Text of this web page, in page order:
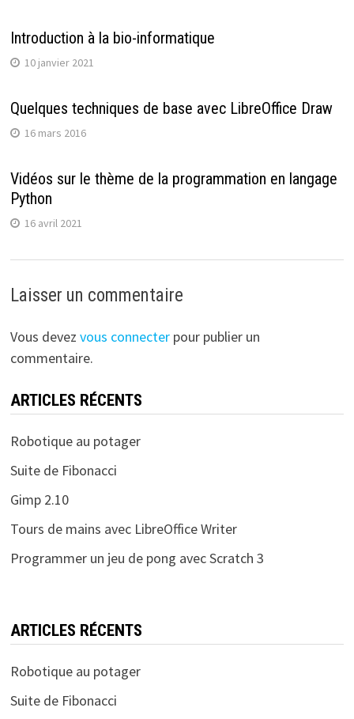
Introduction à la bio-informatique
10 janvier 2021
Quelques techniques de base avec LibreOffice Draw
16 mars 2016
Vidéos sur le thème de la programmation en langage
Python
16 avril 2021
Laisser un commentaire
Vous devez vous connecterpour publier un
commentaire.
ARTICLES RÉCENTS
Robotique au potager
Suite de Fibonacci
Gimp 2.10
Tours de mains avec LibreOffice Writer
Programmer un jeu de pong avec Scratch 3
ARTICLES RÉCENTS
Robotique au potager
Suite de Fibonacci